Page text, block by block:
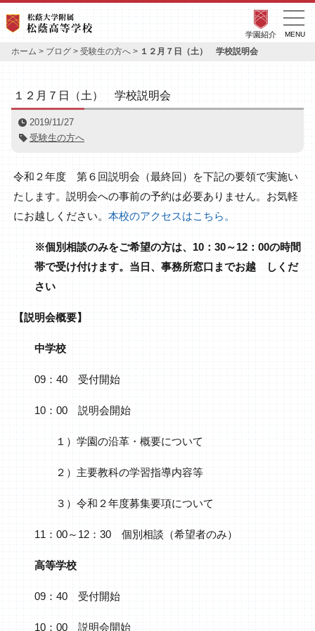
学園紹介
ホーム > ブログ > 受験生の方へ > １２月７日（土） 学校説明会
１２月７日（土） 学校説明会
2019/11/27
受験生の方へ
令和２年度 第６回説明会（最終回）を下記の要領で実施い
たします。説明会への事前の予約は必要ありません。お気軽
にお越しください。 本校のアクセスはこちら。
※個別相談のみをご希望の方は、10：30～12：00の時間
帯で受け付けます。当日、事務所窓口までお越 しくだ
さい
【説明会概要】
中学校
09：40 受付開始
10：00 説明会開始
１）学園の沿革・概要について
２）主要教科の学習指導内容等
３）令和２年度募集要項について
11：00～12：30 個別相談（希望者のみ）
高等学校
09：40 受付開始
10：00 説明会開始
MENU